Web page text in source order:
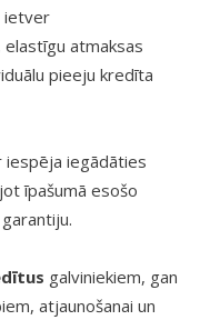
ietver
atmaksas
pieeju kredīta
iespēja iegādāties
īpašumā esošo
galviniekiem, gan
atjaunošanai un